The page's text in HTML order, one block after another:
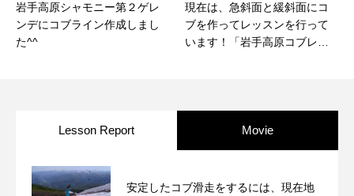
岩手高原シャモニー第２ゲレ
ンデにコブライン作成しまし
た^^
現在は、急斜面と緩斜面にコ
ブを作ってレッスンを行って
います！「岩手高原コブレッ
Lesson Report Movie
安定したコブ滑走をするには、現在地